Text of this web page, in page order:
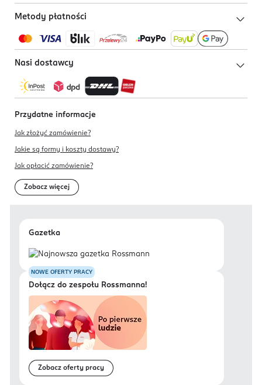
Metody płatności
Nasi dostawcy
Przydatne informacje
Jak złożyć zamówienie?
Jakie są formy i koszty dostawy?
Jak opłacić zamówienie?
Zobacz więcej
Gazetka
NOWE OFERTY PRACY
Dołącz do zespołu Rossmanna!
Zobacz oferty pracy